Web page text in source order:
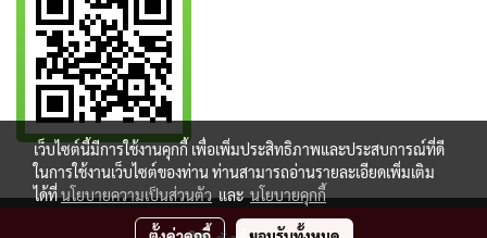
เว็บไซต์นี้มีการใช้งานคุกกี้ เพื่อเพิ่มประสิทธิภาพและประสบการณ์ที่ดี
ในการใช้งานเว็บไซต์ของท่าน ท่านสามารถอ่านรายละเอียดเพิ่มเติม
ได้ที่นโยบายความเป็นส่วนตัวและนโยบายคุกกี้